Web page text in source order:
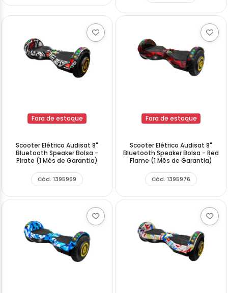
Fora de estoque
Scooter Elétrico Audisat 8"
Bluetooth Speaker Bolsa -
Pirate (1 Mês de Garantia)
Cód. 1395969
Fora de estoque
Scooter Elétrico Audisat 8"
Bluetooth Speaker Bolsa - Red
Flame (1 Mês de Garantia)
Cód. 1395976